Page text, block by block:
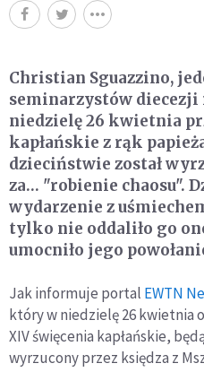
Christian Sguazzino,
seminarzystów
niedzielę 26 kwietnia
kapłańskie z rąk
dzieciństwie został
za… "robienie chaosu".
wydarzenie z
tylko nie oddaliło go
umocniło jego
Jak informuje portal EWTN
który w niedzielę 26 kwietnia
XIV święcenia kapłańskie,
wyrzucony przez księdza z